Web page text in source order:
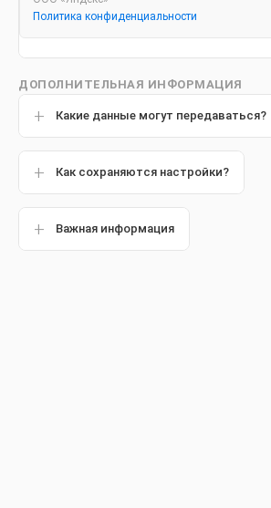
Популярные статьи
Другие статьи
Политика конфиденциальности
ДОПОЛНИТЕЛЬНАЯ ИНФОРМАЦИЯ
Какие данные могут передаваться?
Как сохраняются настройки?
Важная информация